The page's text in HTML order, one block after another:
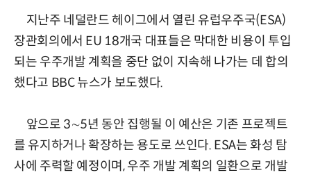
지난주 네덜란드 헤이그에서 열린 유럽우주국(ESA)
장관회의에서 EU 18개국 대표들은 막대한 비용이 투입
되는 우주개발 계획을 중단 없이 지속해 나가는 데 합의
했다고 BBC 뉴스가 보도했다.
앞으로 3∼5년 동안 집행될 이 예산은 기존 프로젝트
를 유지하거나 확장하는 용도로 쓰인다. ESA는 화성 탐
사에 주력할 예정이며, 우주 개발 계획의 일환으로 개발